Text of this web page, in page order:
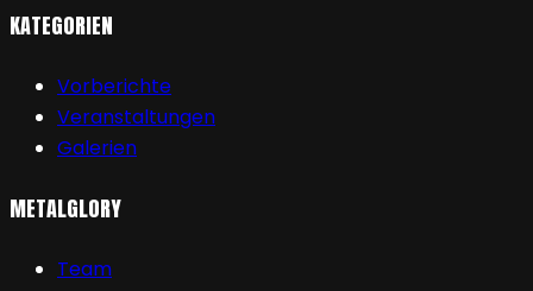
KATEGORIEN
Vorberichte
Veranstaltungen
Galerien
METALGLORY
Team